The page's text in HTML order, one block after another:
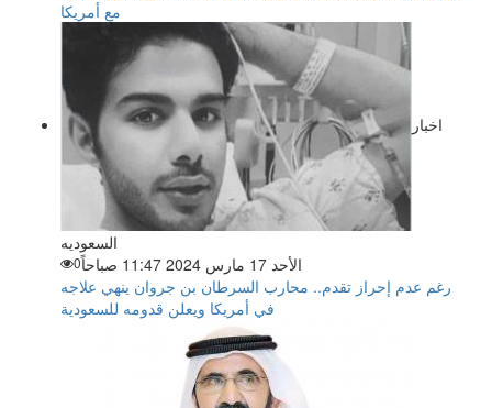
مع أمريكا
اخبار
السعوديه
الأحد 17 مارس 2024 11:47 صباحاً
0
رغم عدم إحراز تقدم.. محارب السرطان بن جروان ينهي علاجه
في أمريكا ويعلن قدومه للسعودية